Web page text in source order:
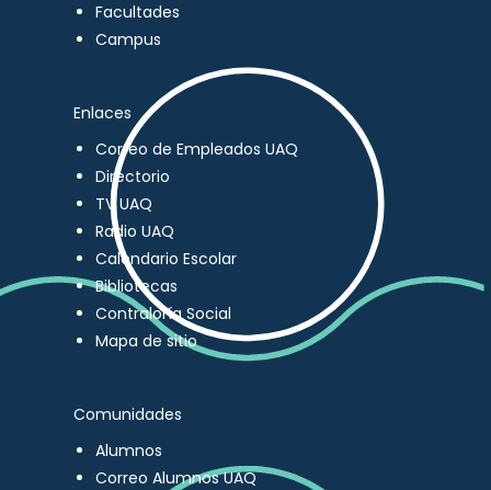
Facultades
Campus
Enlaces
Correo de Empleados UAQ
Directorio
TV UAQ
Radio UAQ
Calendario Escolar
Bibliotecas
Contraloría Social
Mapa de sitio
Comunidades
Alumnos
Correo Alumnos UAQ